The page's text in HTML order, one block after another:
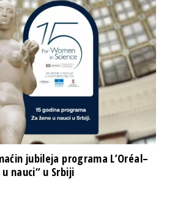
jubileja programa L’Oréal–
u nauci“ u Srbiji